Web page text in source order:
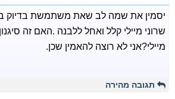
יסמין את שמה לב שאת משתמשת בדיוק
שרוני מיילי קלל ואחל ללבנה .האם זה
מיילי?אני לא רוצה להאמין שכן.
תגובה מהירה